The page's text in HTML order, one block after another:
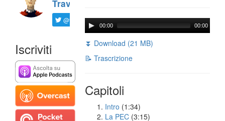
Travaini
@ftrava
Iscriviti
00:00 00:00
⏬ Download (21 MB)
📝 Trascrizione
Capitoli
Intro (1:34)
La PEC (3:15)